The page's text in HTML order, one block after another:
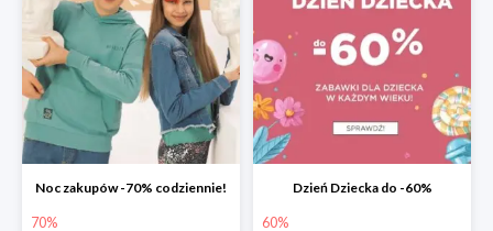
Noc zakupów -70% codziennie!
70%
Dzień Dziecka do -60%
60%